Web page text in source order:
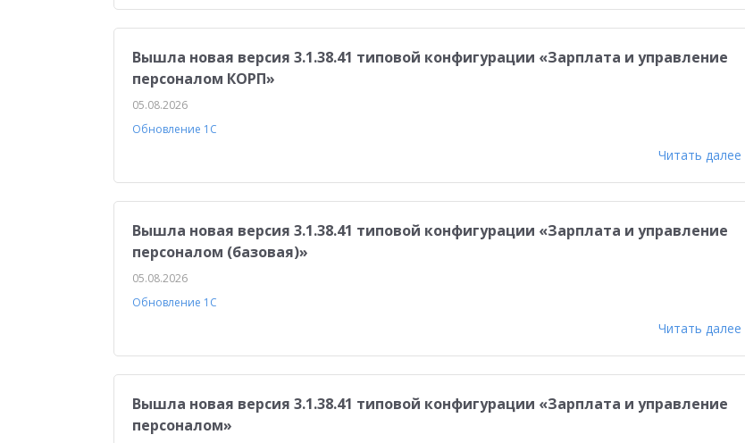
1С:ERP Управление строительной организацией
Вышла новая версия 3.1.38.41 типовой конфигурации «Зарплата и управление
персоналом КОРП»
05.08.2026
Обновление 1С
Читать далее
Вышла новая версия 3.1.38.41 типовой конфигурации «Зарплата и управление
персоналом (базовая)»
05.08.2026
Обновление 1С
Читать далее
Вышла новая версия 3.1.38.41 типовой конфигурации «Зарплата и управление
персоналом»